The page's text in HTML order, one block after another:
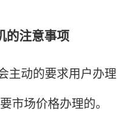
注意事项
动的要求用户办理
市场价格办理的。